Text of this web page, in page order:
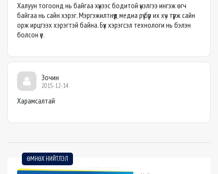
Халуун тогоонд нь байгаа хүнээс бодитой үнэлгээ ингэж өгч
байгаа нь сайн хэрэг. Мэргэжилтнүүд медиа рүү бүр их хүч түрж сайн
орж ирцгээх хэрэгтэй байна. Бүх хэрэгсэл технологи нь бэлэн
болсон үе.
Зочин
2015-12-14
Харамсалтай
ӨМНӨХ НИЙТЛЭЛ